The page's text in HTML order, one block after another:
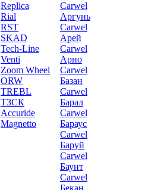
Replica
Rial
RST
SKAD
Tech-Line
Venti
Zoom Wheel
ORW
TREBL
ТЗСК
Accuride
Magnetto
Carwel
Аргунь
Carwel
Арей
Carwel
Арно
Carwel
Базан
Carwel
Барал
Carwel
Бараус
Carwel
Баруй
Carwel
Баунт
Carwel
Бекан